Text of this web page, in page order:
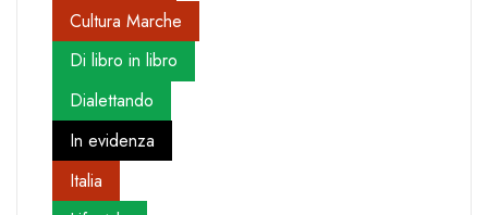
Cultura Marche
Di libro in libro
Dialettando
In evidenza
Italia